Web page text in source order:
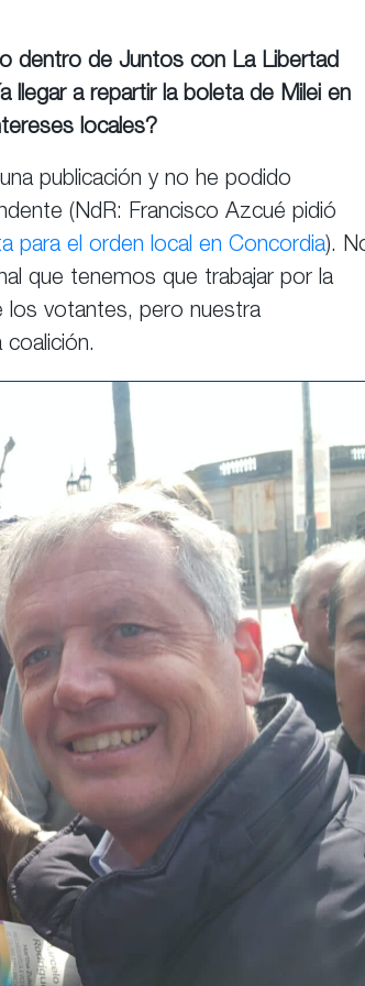
dentro de Juntos con La Libertad
llegar a repartir la boleta de Milei en
locales?
publicación y no he podido
(NdR: Francisco Azcué pidió
para el orden local en Concordia).
que tenemos que trabajar por la
votantes, pero nuestra